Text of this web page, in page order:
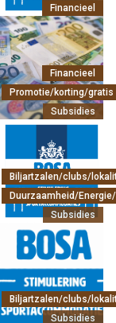
Financieel
Financieel
Promotie/korting/gratis
Subsidies
Biljartzalen/clubs/
Duurzaamheid/
Subsidies
Biljartzalen/clubs/
Subsidies